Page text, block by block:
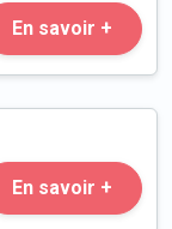
En savoir +
En savoir +